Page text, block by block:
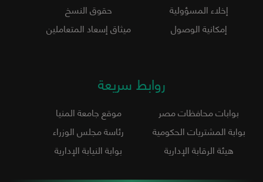
إخلاء المسؤولية
حقوق النسخ
إمكانية الوصول
ميثاق إسعاد المتعاملين
روابط سريعة
بوابات محافظات مصر
موقع جامعة المنيا
بوابة المشتريات الحكومية
رئاسة مجلس الوزراء
هيئة الرقابة الإدارية
بوابة النيابة الإدارية